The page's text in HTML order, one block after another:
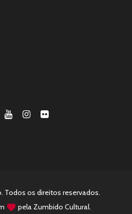
Todos os direitos reservados.
pelaZumbido Cultural.